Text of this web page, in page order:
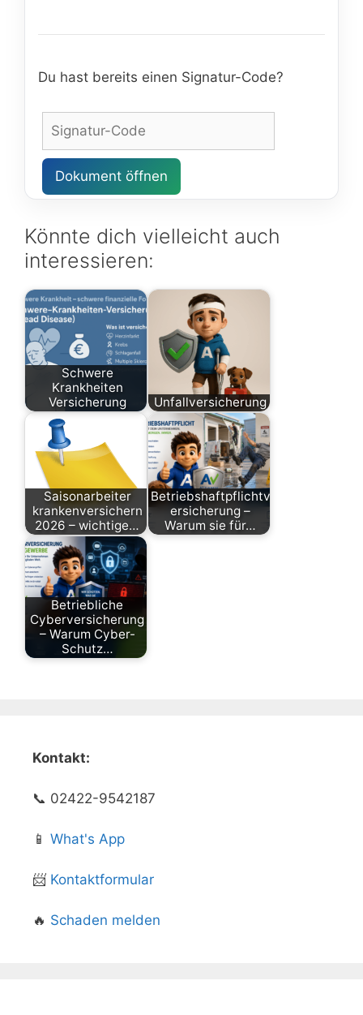
Du hast bereits einen Signatur-Code?
Dokument öffnen
Könnte dich vielleicht auch
interessieren:
Schwere
Krankheiten
Versicherung
Unfallversicherung
Saisonarbeiter
krankenversichern
2026 – wichtige…
Betriebshaftpflichtv
ersicherung –
Warum sie für…
Betriebliche
Cyberversicherung
– Warum Cyber-
Schutz…
Kontakt:
📞 02422-9542187
📱 What's App
📨 Kontaktformular
🔥 Schaden melden